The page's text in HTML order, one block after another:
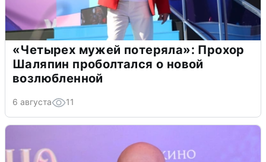
«Четырех мужей потеряла»: Прохор
Шаляпин проболтался о новой
возлюбленной
6 августа 11